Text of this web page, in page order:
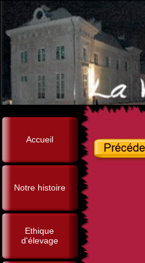
Accueil
Notre histoire
Ethique
d'élevage